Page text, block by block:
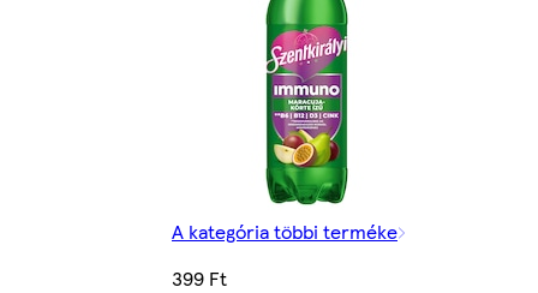
A kategória többi terméke
399 Ft